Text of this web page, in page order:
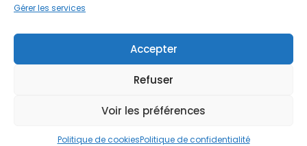
Gérer les services
Accepter
Refuser
Voir les préférences
Politique de cookiesPolitique de confidentialité
ReCONTACTÉ POUR
RENÉGOCIER MES CONTRATS ?
Complétez dès maintenant notre formulaire :
Nos fournisseurs POUR
RENÉGOCIER vos contrats